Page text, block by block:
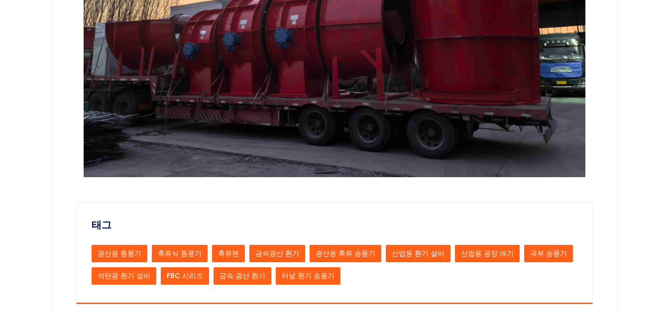
태그
광산용 통풍기 축류식 통풍기 축류팬 금속광산 환기 광산용 축류 송풍기 산업용 환기 설비 산업용 공장 배기 국부 송풍기
석탄광 환기 설비 FBC 시리즈 금속 광산 환기 터널 환기 송풍기